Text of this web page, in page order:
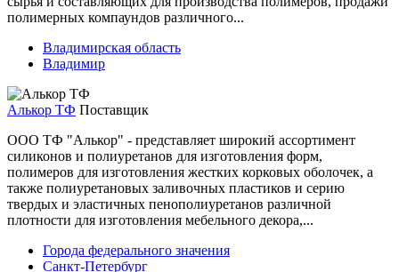
полимерных компаундов различного...
Владимирская область
Владимир
Алькор ТФ Поставщик
ООО ТФ "Алькор" - представляет широкий ассортимент
силиконов и полиуретанов для изготовления форм,
полимеров для изготовления жестких корковых оболочек, а
также полиуретановых заливочных пластиков и серию
твердых и эластичных пенополиуретанов различной
плотности для изготовления мебельного декора,...
Города федерального значения
Санкт-Петербург